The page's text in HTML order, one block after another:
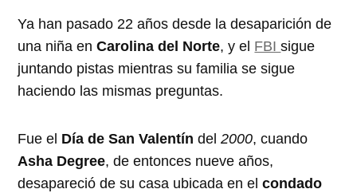
Ya han pasado 22 años desde la desaparición de
una niña enCarolina del Norte, y el FBIsigue
juntando pistas mientras su familia se sigue
haciendo las mismas preguntas.
Fue el Día de San Valentín del2000, cuando
Asha Degree, de entonces nueve años,
desapareció de su casa ubicada en elcondado